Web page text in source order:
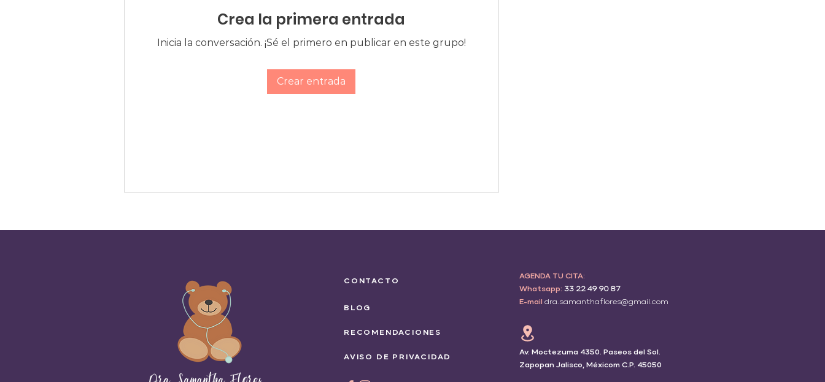
Crea la primera entrada
Inicia la conversación. ¡Sé el primero en publicar en este grupo!
Crear entrada
CONTACTO
BLOG
RECOMENDACIONES
AVISO DE PRIVACIDAD
AGENDA TU CITA:
Whatsapp: 33 22 49 90 87
E-mail dra.samanthaflores@gmail.com
Av. Moctezuma 4350. Paseos del Sol.
Zapopan Jalisco, Méxicom C.P. 45050